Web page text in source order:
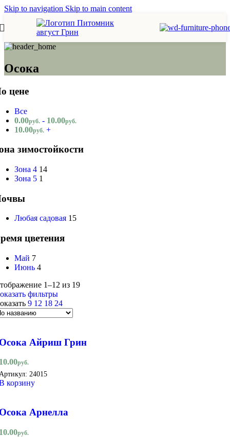
Skip to navigation Skip to main content
Осока
цене
Все
0.00руб. - 10.00руб.
10.00руб. +
зимостойкости
Зона 4 14
Зона 5 1
Любая садовая 15
цветения
Май 7
Июнь 4
1–12 из 19
фильтры
9 12 18 24
Айриш Грин
руб.
24015
корзину
Арнелла
руб.